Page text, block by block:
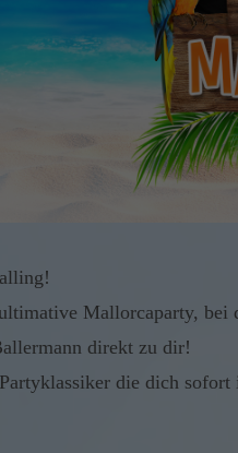
Mallorcaparty, bei
direkt zu dir!
die dich